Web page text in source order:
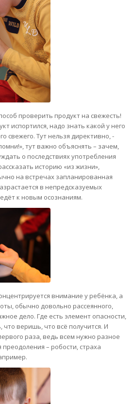
проверить продукт на свежесть!
испортился, надо знать какой у него
свежего. Тут нельзя директивно, -
тут важно объяснять – зачем,
о последствиях употребления
историю «из жизни»,
на встречах запланированная
в непредсказуемых
к новым осознаниям.
внимание у ребёнка, а
обычно довольно рассеянного,
дело. Где есть элемент опасности,
веришь, что всё получится. И
раза, ведь всем нужно разное
– робости, страха